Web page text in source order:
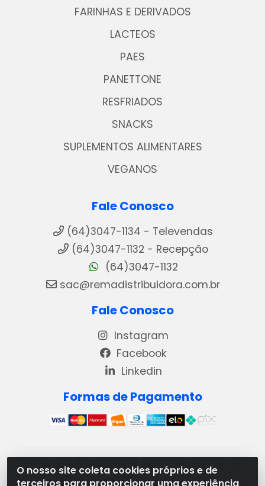
O nosso site coleta cookies próprios e de
FARINHAS E DERIVADOS
LACTEOS
PAES
PANETTONE
RESFRIADOS
SNACKS
SUPLEMENTOS ALIMENTARES
VEGANOS
Fale Conosco
(64)3047-1134 - Televendas
(64)3047-1132 - Recepção
(64)3047-1132
sac@remadistribuidora.com.br
Fale Conosco
Instagram
Facebook
Linkedin
Formas de Pagamento
REMA DISTRIBUIDORA E REPRESENTAÇÕES DE
PRODUTOS LACTEOS LTDA - VIA DPI 6 QD 4 LOTES